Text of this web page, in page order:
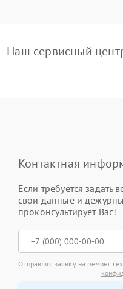
Наш сервисный
Контактная
Если требуется задать
свои данные и
проконсультирует Вас!
Отправляя заявку на ремонт